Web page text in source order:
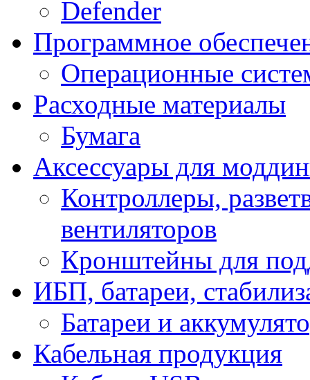
Defender
Программное
Операционные
Расходные материалы
Бумага
Аксессуары для
Контроллеры,
вентиляторов
Кронштейны для
ИБП, батареи,
Батареи и
Кабельная продукция